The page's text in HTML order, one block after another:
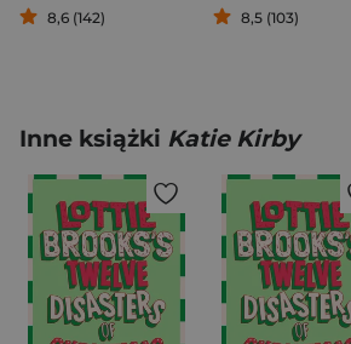
8,6 (142) 8,5 (103)
Inne książki Katie Kirby